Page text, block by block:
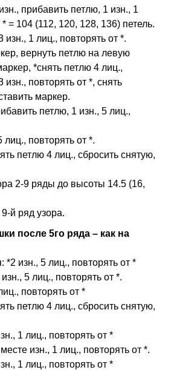
прибавить петлю, 1 изн., 1
= 104 (112, 120, 128, 136) петель.
1 лиц., повторять от *.
вернуть петлю на левую
*снять петлю 4 лиц.,
изн., повторять от *, снять
маркер.
петлю, 1 изн., 5 лиц.,
повторять от *.
петлю 4 лиц., сбросить снятую,
2-9 ряды до высоты 14.5 (16,
й ряд узора.
после 5го ряда – как на
*2 изн., 5 лиц., повторять от *
5 лиц., повторять от *.
повторять от *
петлю 4 лиц., сбросить снятую,
1 лиц., повторять от *
изн., 1 лиц., повторять от *.
1 лиц., повторять от *